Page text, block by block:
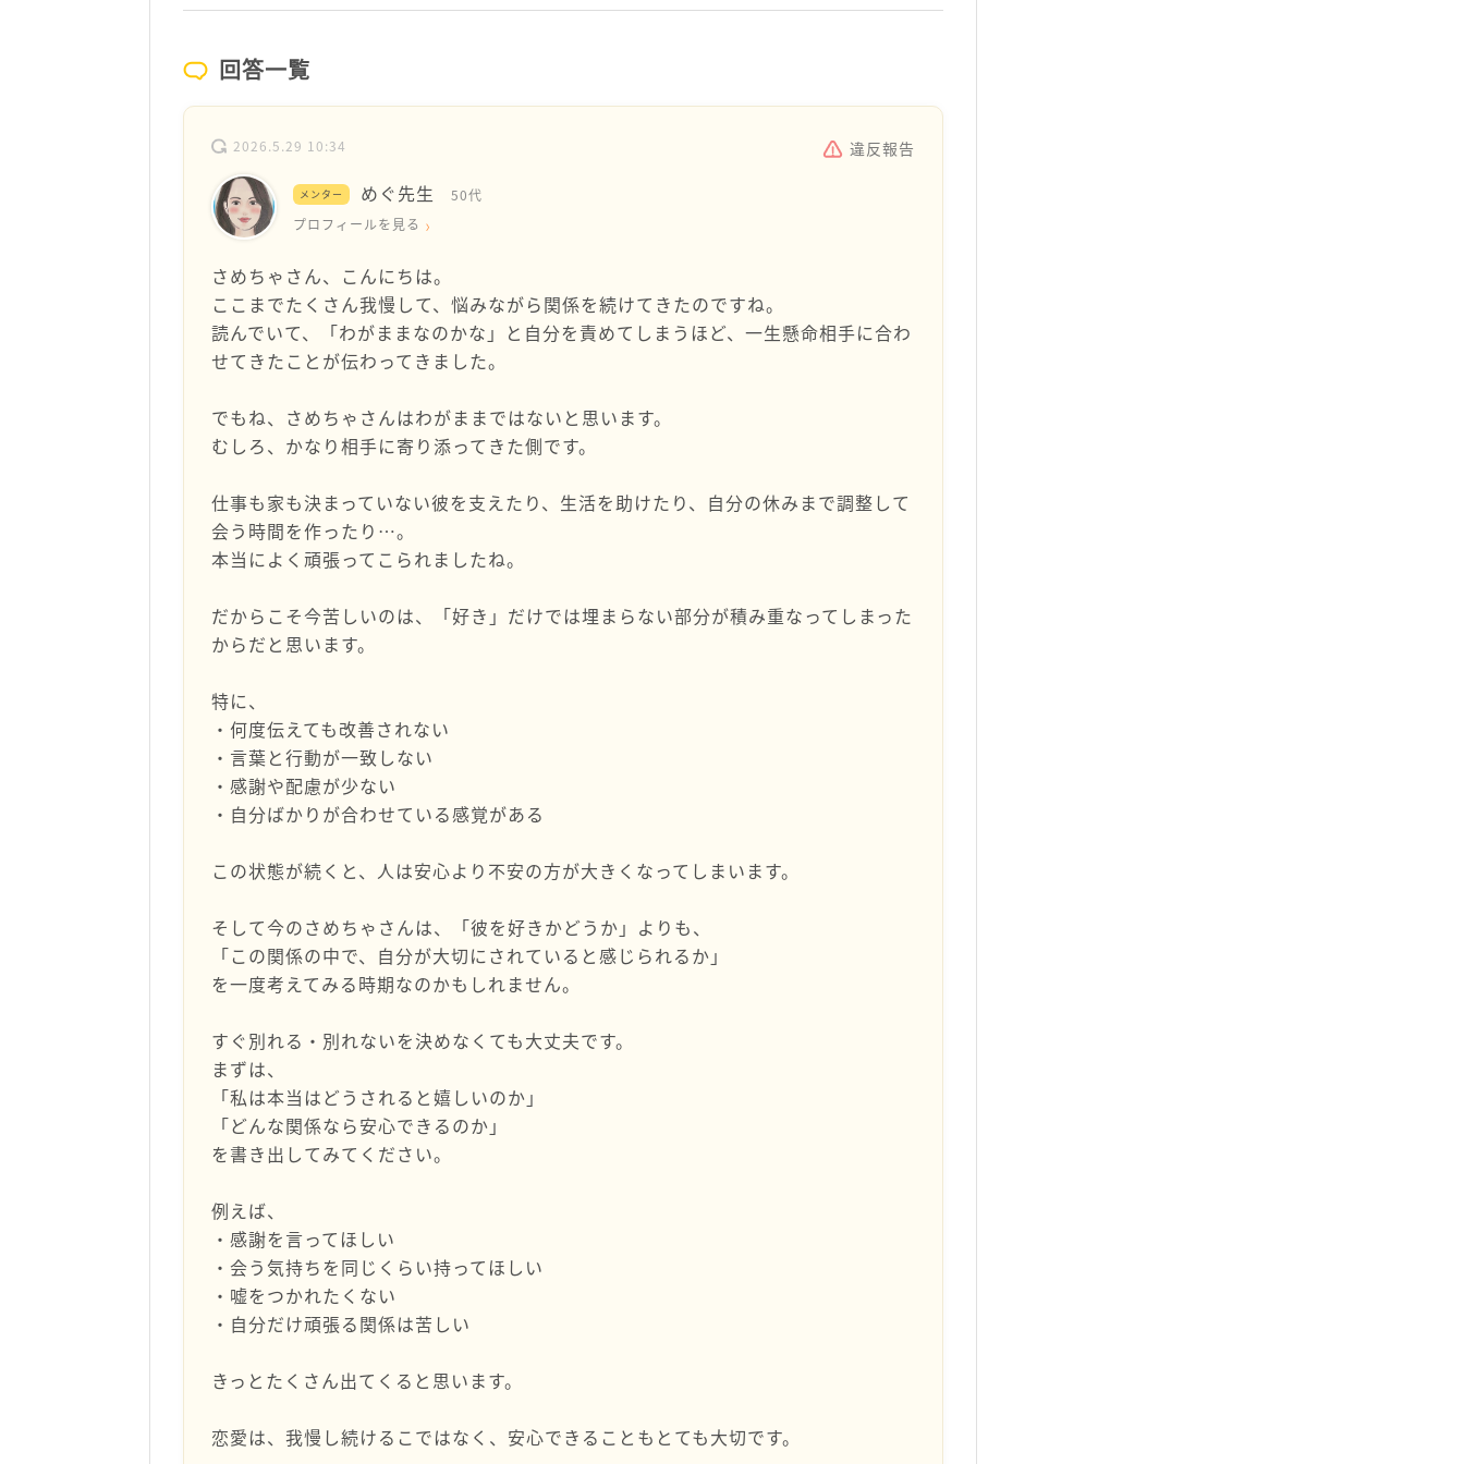
回答一覧
2026.5.29 10:34 違反報告
メンター めぐ先生
50代
プロフィールを見る
さめちゃさん、こんにちは。
ここまでたくさん我慢して、悩みながら関係を続けてきたのですね。
読んでいて、「わがままなのかな」と自分を責めてしまうほど、一生懸命相手に合わ
せてきたことが伝わってきました。
でもね、さめちゃさんはわがままではないと思います。
むしろ、かなり相手に寄り添ってきた側です。
仕事も家も決まっていない彼を支えたり、生活を助けたり、自分の休みまで調整して
会う時間を作ったり…。
本当によく頑張ってこられましたね。
だからこそ今苦しいのは、「好き」だけでは埋まらない部分が積み重なってしまった
からだと思います。
特に、
・何度伝えても改善されない
・言葉と行動が一致しない
・感謝や配慮が少ない
・自分ばかりが合わせている感覚がある
この状態が続くと、人は安心より不安の方が大きくなってしまいます。
そして今のさめちゃさんは、「彼を好きかどうか」よりも、
「この関係の中で、自分が大切にされていると感じられるか」
を一度考えてみる時期なのかもしれません。
すぐ別れる・別れないを決めなくても大丈夫です。
まずは、
「私は本当はどうされると嬉しいのか」
「どんな関係なら安心できるのか」
を書き出してみてください。
例えば、
・感謝を言ってほしい
・会う気持ちを同じくらい持ってほしい
・嘘をつかれたくない
・自分だけ頑張る関係は苦しい
きっとたくさん出てくると思います。
恋愛は、我慢し続けるこではなく、安心できることもとても大切です。